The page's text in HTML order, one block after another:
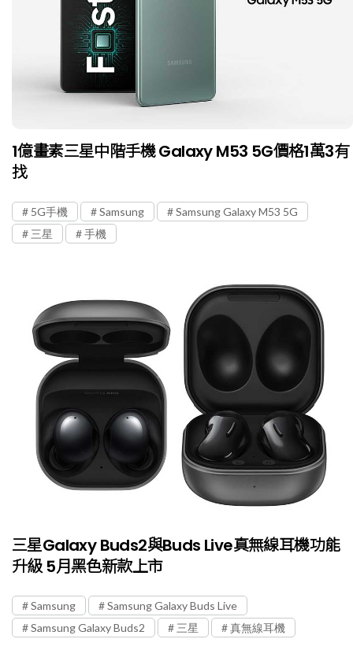
1億畫素三星中階手機 Galaxy M53 5G價格1萬3有
找
5G手機 Samsung
Samsung Galaxy M53 5G
三星
手機
三星Galaxy Buds2與Buds Live真無線耳機功能
升級 5月黑色新款上市
Samsung
Samsung Galaxy Buds Live
Samsung Galaxy Buds2
三星 真無線耳機